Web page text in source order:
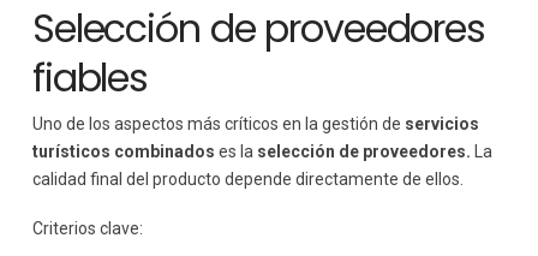
Selección de proveedores
fiables
Uno de los aspectos más críticos en la gestión de servicios
turísticos combinados es la selección de proveedores. La
calidad final del producto depende directamente de ellos.
Criterios clave: